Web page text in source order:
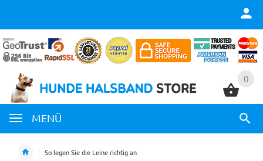
0
MENÜ
0
So legen Sie die Leine richtig an